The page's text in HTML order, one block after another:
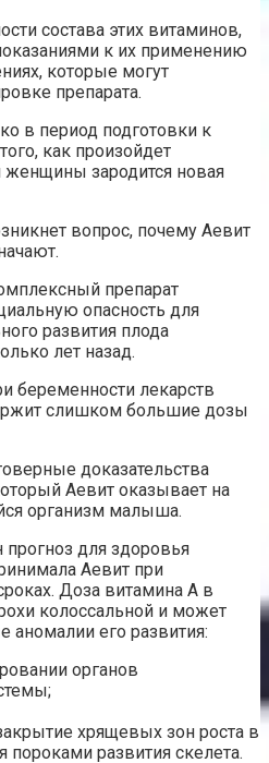
состава этих витаминов,
к их применению
которые могут
препарата.
в период подготовки к
как произойдет
женщины зародится новая
вопрос, почему Аевит
препарат
опасность для
развития плода
лет назад.
беременности лекарств
слишком большие дозы
доказательства
Аевит оказывает на
организм малыша.
прогноз для здоровья
Аевит при
Доза витамина А в
колоссальной и может
аномалии его развития:
органов
хрящевых зон роста в
пороками развития скелета.